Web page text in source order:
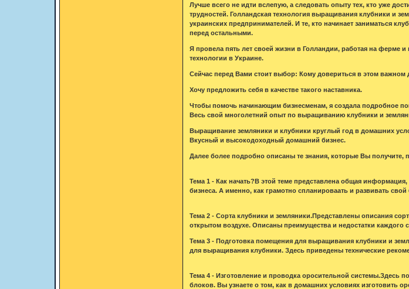
Лучше всего не идти вслепую, а следовать опыту тех, кто уже
трудностей. Голландская технология выращивания клубники и
украинских предпринимателей. И те, кто начинает заниматься
перед остальными.
Я провела пять лет своей жизни в Голландии, работая на ферме
технологии в Украине.
Сейчас перед Вами стоит выбор: Кому довериться в этом важном
Хочу предложить себя в качестве такого наставника.
Чтобы помочь начинающим бизнесменам, я создала подробное
Весь свой многолетний опыт по выращиванию клубники и
Выращивание земляники и клубники круглый год в домашних
Вкусный и высокодоходный домашний бизнес.
Далее более подробно описаны те знания, которые Вы получите,
Тема 1 - Как начать?В этой теме представлена общая
бизнеса. А именно, как грамотно спланироваать и развивать
Тема 2 - Сорта клубники и земляники.Представлены описания
открытом воздухе. Описаны преимущества и недостатки каждого
Тема 3 - Подготовка помещения для выращивания клубники и
для выращивания клубники. Здесь приведены технические
Тема 4 - Изготовление и проводка оросительной системы.Здесь
блоков. Вы узнаете о том, как в домашних условиях изготовить